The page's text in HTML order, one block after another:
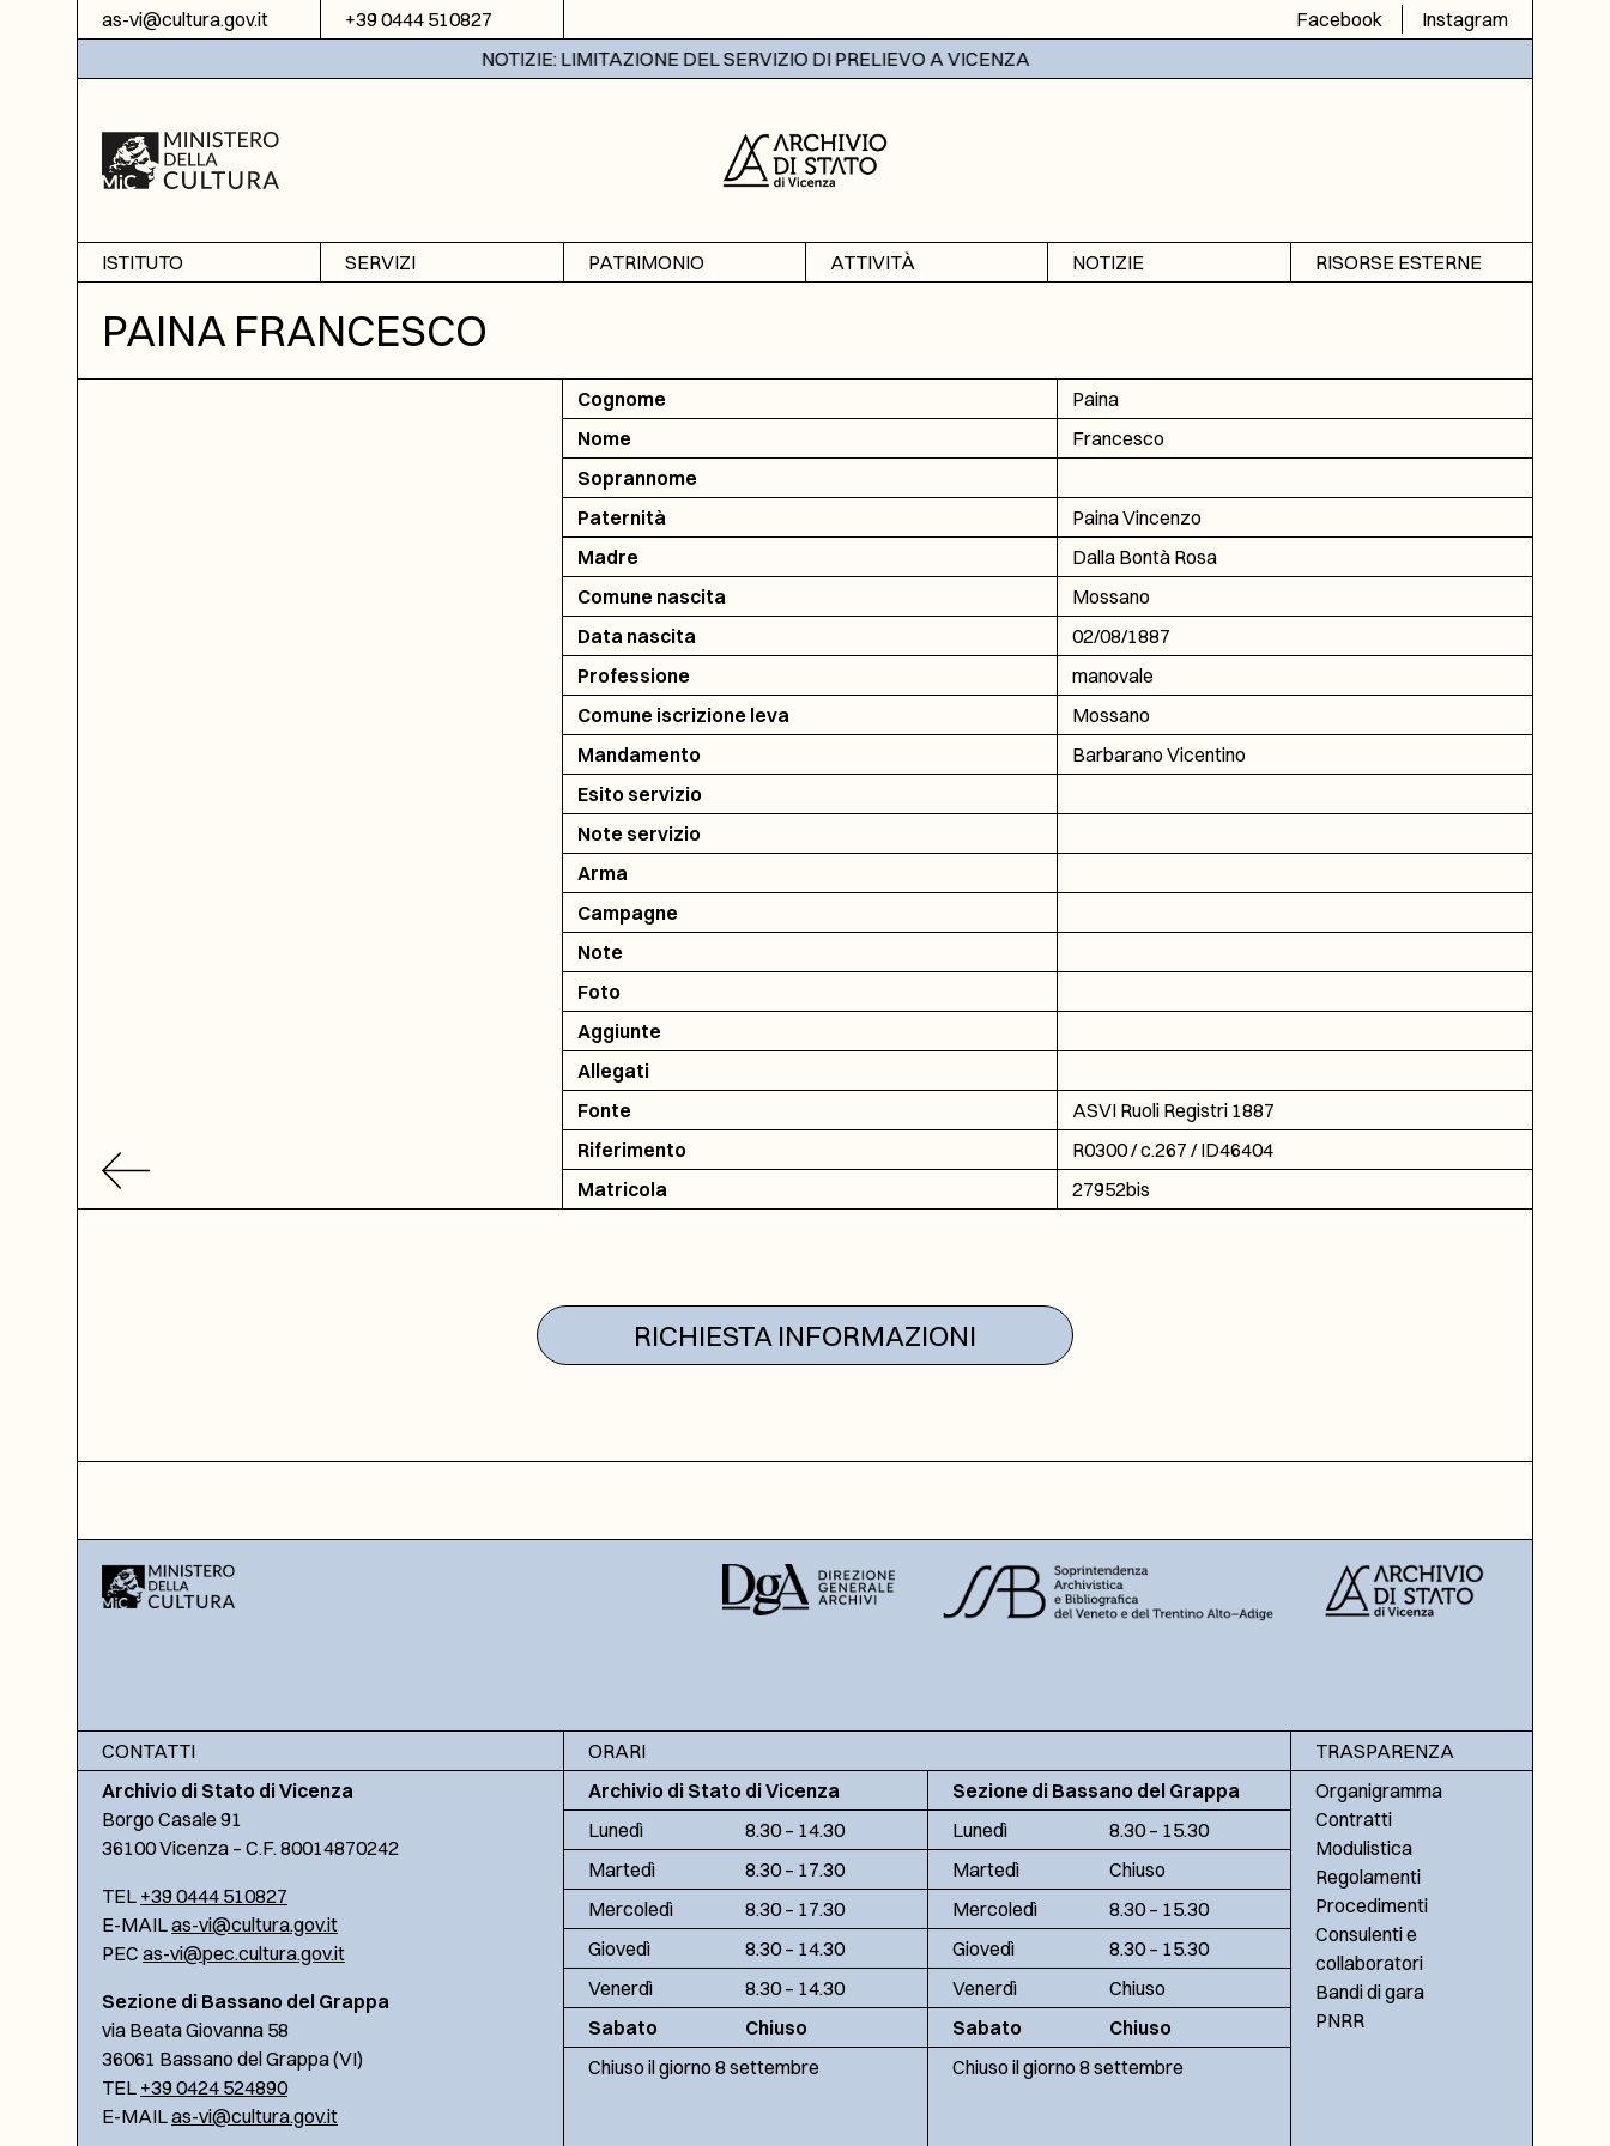
Vai al contenuto
as-vi@cultura.gov.it +39 0444 510827 Facebook
Instagram
NOTIZIE: LIMITAZIONE DEL SERVIZIO DI PRELIEVO A VICENZA
ISTITUTO
Informazioni
Sezione di Bassano del
SERVIZI
Ricerche
Fotoriproduzione
PATRIMONIO
ATTIVITÀ
NOTIZIE
RISORSE ESTERNE
DGA
ICAR
PAINA FRANCESCO
Cognome
Paina
Nome
Francesco
Soprannome
Paternità
Paina Vincenzo
Madre
Dalla Bontà Rosa
Comune nascita
Mossano
Data nascita
02/08/1887
Professione
manovale
Comune iscrizione leva
Mossano
Mandamento
Barbarano Vicentino
Esito servizio
Note servizio
Arma
Campagne
Note
Foto
Aggiunte
Allegati
Fonte
ASVI Ruoli Registri 1887
Riferimento
R0300 / c.267 / ID46404
Matricola
27952bis
RICHIESTA INFORMAZIONI
CONTATTI
Archivio di Stato di Vicenza
Borgo Casale 91
36100 Vicenza – C.F. 80014870242
TEL +39 0444 510827
E-MAILas-vi@cultura.gov.it
PEC as-vi@pec.cultura.gov.it
Sezione di Bassano del Grappa
via Beata Giovanna 58
36061 Bassano del Grappa (VI)
TEL +39 0424 524890
E-MAILas-vi@cultura.gov.it
ORARI
Archivio di Stato di Vicenza
Lunedì
8.30 – 14.30
Martedì
8.30 – 17.30
Mercoledì
8.30 – 17.30
Giovedì
8.30 – 14.30
Venerdì
8.30 – 14.30
Sabato
Chiuso
Chiuso il giorno 8 settembre
Sezione di Bassano del Grappa
Lunedì
8.30 – 15.30
Martedì
Chiuso
Mercoledì
8.30 – 15.30
Giovedì
8.30 – 15.30
Venerdì
Chiuso
Sabato
Chiuso
Chiuso il giorno 8 settembre
TRASPARENZA
Organigramma
Contratti
Modulistica
Regolamenti
Procedimenti
Consulenti e
collaboratori
Bandi di gara
PNRR